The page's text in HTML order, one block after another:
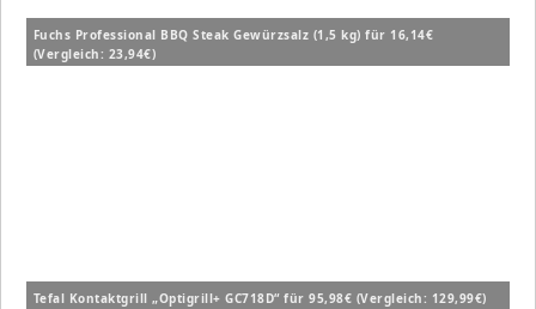
Fuchs Professional BBQ Steak Gewürzsalz (1,5 kg) für 16,14€
(Vergleich: 23,94€)
Tefal Kontaktgrill „Optigrill+ GC718D“ für 95,98€ (Vergleich: 129,99€)